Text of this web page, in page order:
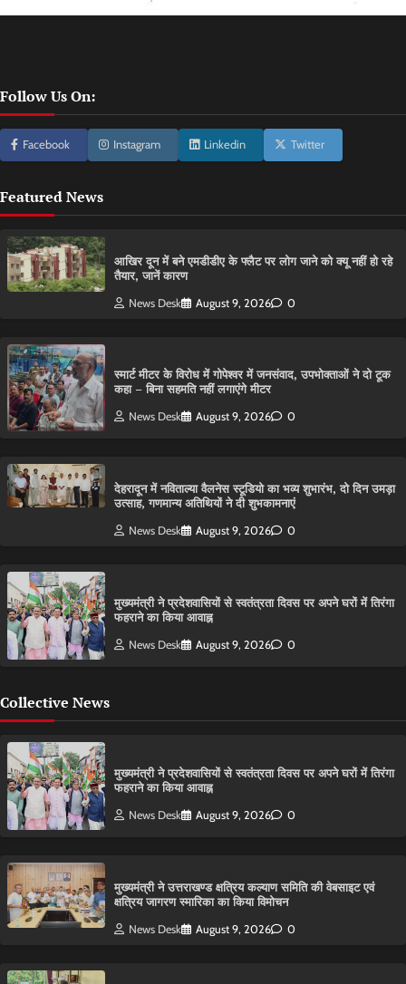
Follow Us On:
Facebook Instagram Linkedin Twitter
Featured News
आ​खिर दून में बने एमडीडीए के फ्लैट पर लोग जाने को क्यू नहीं हो रहे
तैयार, जानें कारण
News Desk August 9, 2026 0
स्मार्ट मीटर के विरोध में गोपेश्वर में जनसंवाद, उपभोक्ताओं ने दो टूक
कहा – बिना सहमति नहीं लगाएंगे मीटर
News Desk August 9, 2026 0
देहरादून में नविताल्या वैलनेस स्टूडियो का भव्य शुभारंभ, दो दिन उमड़ा
उत्साह, गणमान्य अतिथियों ने दी शुभकामनाएं
News Desk August 9, 2026 0
मुख्यमंत्री ने प्रदेशवासियों से स्वतंत्रता दिवस पर अपने घरों में तिरंगा
फहराने का किया आवाह्न
News Desk August 9, 2026 0
Collective News
मुख्यमंत्री ने प्रदेशवासियों से स्वतंत्रता दिवस पर अपने घरों में तिरंगा
फहराने का किया आवाह्न
News Desk August 9, 2026 0
मुख्यमंत्री ने उत्तराखण्ड क्षत्रिय कल्याण समिति की वेबसाइट एवं
क्षत्रिय जागरण स्मारिका का किया विमोचन
News Desk August 9, 2026 0